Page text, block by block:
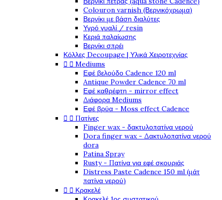
Colouron varnish (Βερνικόχρωμα)
Βερνίκι με βάση διαλύτες
Υγρό γυαλί / resin
Κεριά παλαίωσης
Βερνίκι σπρέι
Κόλλες Decoupage | Υλικά Χειροτεχνίας
  Mediums
Εφέ βελούδο Cadence 120 ml
Antique Powder Cadence 70 ml
Εφέ καθρέφτη - mirror effect
Διάφορα Mediums
Εφέ βρύα - Moss effect Cadence
  Πατίνες
Finger wax - δακτυλοπατίνα νερού
Dora finger wax - Δακτυλοπατίνα νερού
dora
Patina Spray
Rusty - Πατίνα για εφέ σκουριάς
Distress Paste Cadence 150 ml (μάτ
πατίνα νερού)
  Κρακελέ